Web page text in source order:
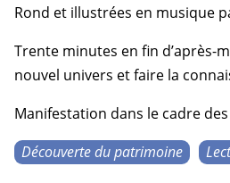
Rond et illustrées en musique
Trente minutes en fin d’après-
nouvel univers et faire la
Manifestation dans le cadre des
Découverte du patrimoine